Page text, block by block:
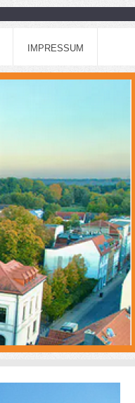
IMPRESSUM